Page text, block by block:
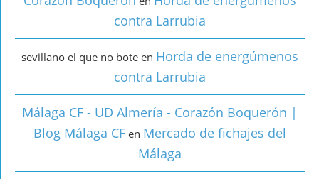
contra Larrubia
sevillano el que no bote en Horda de energúmenos
contra Larrubia
Málaga CF - UD Almería - Corazón Boquerón |
Blog Málaga CF en Mercado de fichajes del
Málaga